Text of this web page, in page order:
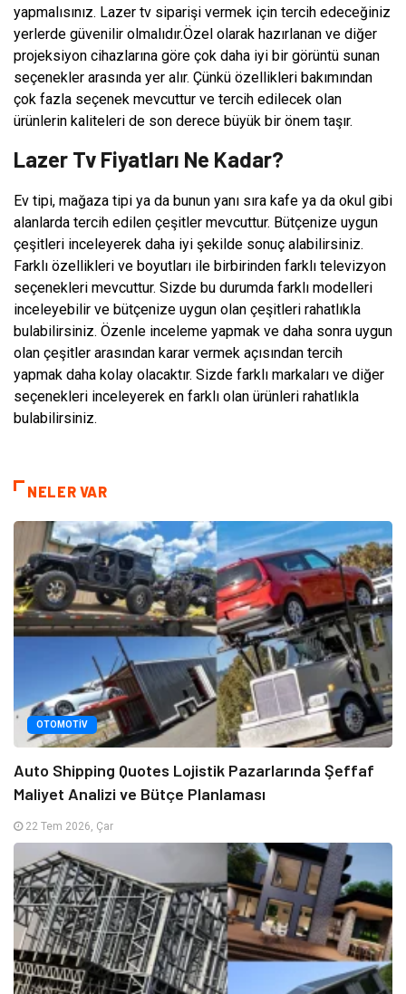
yapmalısınız. Lazer tv siparişi vermek için tercih edeceğiniz
yerlerde güvenilir olmalıdır.Özel olarak hazırlanan ve diğer
projeksiyon cihazlarına göre çok daha iyi bir görüntü sunan
seçenekler arasında yer alır. Çünkü özellikleri bakımından
çok fazla seçenek mevcuttur ve tercih edilecek olan
ürünlerin kaliteleri de son derece büyük bir önem taşır.
Lazer Tv Fiyatları Ne Kadar?
Ev tipi, mağaza tipi ya da bunun yanı sıra kafe ya da okul gibi
alanlarda tercih edilen çeşitler mevcuttur. Bütçenize uygun
çeşitleri inceleyerek daha iyi şekilde sonuç alabilirsiniz.
Farklı özellikleri ve boyutları ile birbirinden farklı televizyon
seçenekleri mevcuttur. Sizde bu durumda farklı modelleri
inceleyebilir ve bütçenize uygun olan çeşitleri rahatlıkla
bulabilirsiniz. Özenle inceleme yapmak ve daha sonra uygun
olan çeşitler arasından karar vermek açısından tercih
yapmak daha kolay olacaktır. Sizde farklı markaları ve diğer
seçenekleri inceleyerek en farklı olan ürünleri rahatlıkla
bulabilirsiniz.
NELER VAR
OTOMOTIV
Auto Shipping Quotes Lojistik Pazarlarında Şeffaf
Maliyet Analizi ve Bütçe Planlaması
22 Tem 2026, Çar